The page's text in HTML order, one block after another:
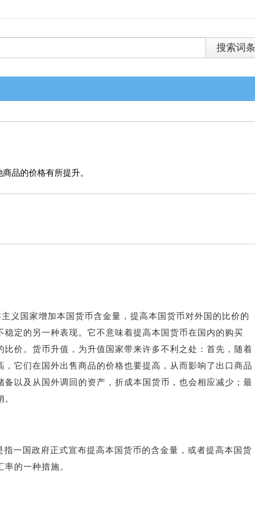
品的价格有所提升。
义国家增加本国货币含金量，提高本国货币对外国的比价的
定的另一种表现。它不意味着提高本国货币在国内的购买
价。货币升值，为升值国家带来许多不利之处：首先，随着
它们在国外出售商品的价格也要提高，从而影响了出口商品
以及从国外调回的资产，折成本国货币，也会相应减少；最
一国政府正式宣布提高本国货币的含金量，或者提高本国货
的一种措施。